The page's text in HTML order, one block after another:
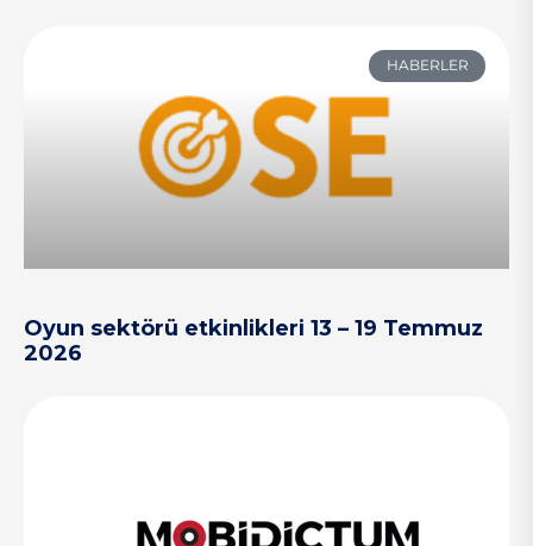
HABERLER
Oyun sektörü etkinlikleri 13 – 19 Temmuz
2026